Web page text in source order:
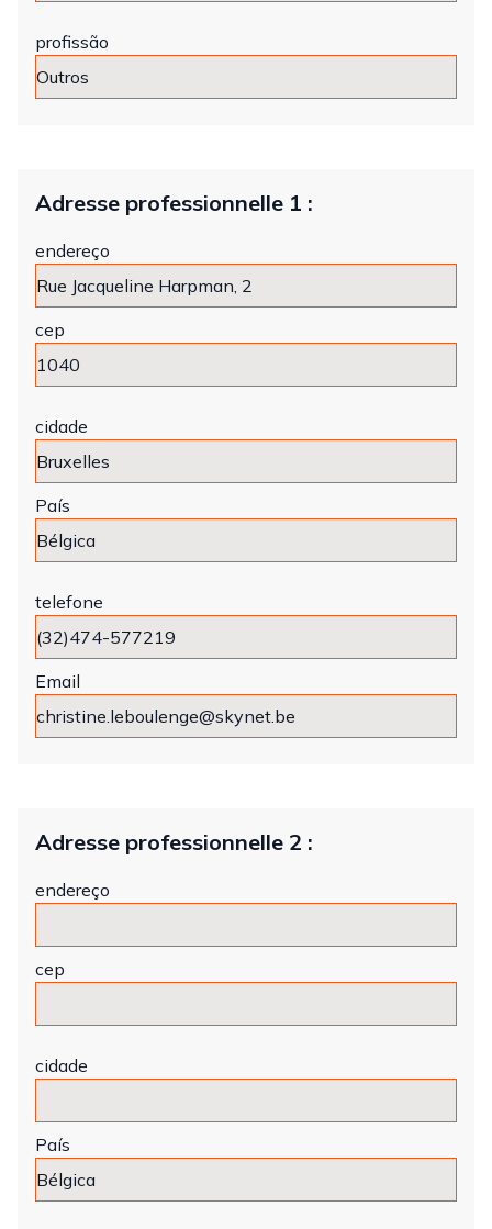
profissão
Adresse professionnelle 1 :
endereço
cep
cidade
País
telefone
Email
Adresse professionnelle 2 :
endereço
cep
cidade
País